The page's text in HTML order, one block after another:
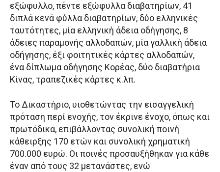
εξώφυλλο, πέντε εξώφυλλα διαβατηρίων, 41
διπλά κενά φύλλα διαβατηρίων, δύο ελληνικές
ταυτότητες, μία ελληνική άδεια οδήγησης, 8
άδειες παραμονής αλλοδαπών, μία γαλλική άδεια
οδήγησης, έξι φοιτητικές κάρτες αλλοδαπών,
ένα δίπλωμα οδήγησης Κορέας, δύο διαβατήρια
Κίνας, τραπεζικές κάρτες κ.λπ.
Το Δικαστήριο, υιοθετώντας την εισαγγελική
πρόταση περί ενοχής, τον έκρινε ένοχο, όπως και
πρωτόδικα, επιβάλλοντας συνολική ποινή
κάθειρξης 170 ετών και συνολική χρηματική
700.000 ευρώ. Οι ποινές προσαυξήθηκαν για κάθε
έναν από τους 32 μετανάστες, ενώ